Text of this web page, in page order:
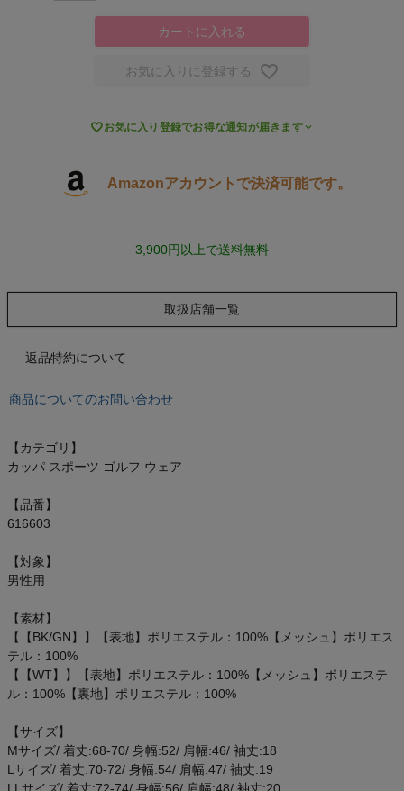
スポーツシューズ
もっと見る
もっと見る
オン On
スポーツマリオTOP
お気に入り
カートに入れる
お気に入りに登録する
お気に入り登録でお得な通知が届きます
Amazonアカウントで決済可能です。
3,900円以上で送料無料
取扱店舗一覧
返品特約について
商品についてのお問い合わせ
【カテゴリ】
カッパ スポーツ ゴルフ ウェア
【品番】
616603
【対象】
男性用
【素材】
【【BK/GN】】【表地】ポリエステル：100%【メッシュ】ポリエス
テル：100%
【【WT】】【表地】ポリエステル：100%【メッシュ】ポリエステ
ル：100%【裏地】ポリエステル：100%
【サイズ】
Mサイズ/ 着丈:68-70/ 身幅:52/ 肩幅:46/ 袖丈:18
Lサイズ/ 着丈:70-72/ 身幅:54/ 肩幅:47/ 袖丈:19